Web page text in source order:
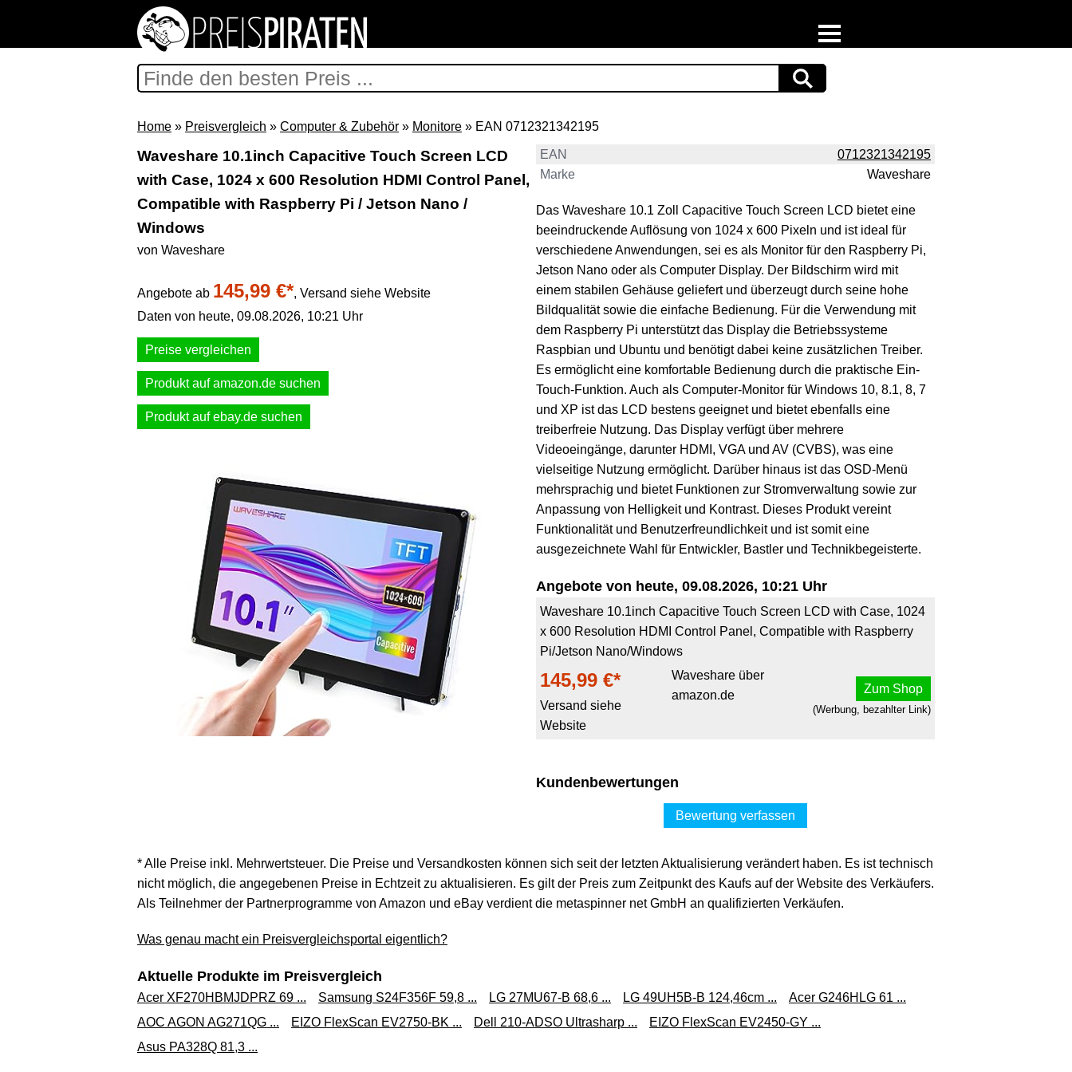
Support & Newsletter
Presse
Datenschutz
Impressum
Home » Preisvergleich » Computer & Zubehör » Monitore » EAN 0712321342195
Waveshare 10.1inch Capacitive Touch Screen LCD
with Case, 1024 x 600 Resolution HDMI Control Panel,
Compatible with Raspberry Pi / Jetson Nano /
Windows
von Waveshare
Angebote ab 145,99 €*, Versand siehe Website
Daten von heute, 09.08.2026, 10:21 Uhr
Preise vergleichen
Produkt auf amazon.de suchen
Produkt auf ebay.de suchen
EAN
0712321342195
Marke
Waveshare
Das Waveshare 10.1 Zoll Capacitive Touch Screen LCD bietet eine
beeindruckende Auflösung von 1024 x 600 Pixeln und ist ideal für
verschiedene Anwendungen, sei es als Monitor für den Raspberry Pi,
Jetson Nano oder als Computer Display. Der Bildschirm wird mit
einem stabilen Gehäuse geliefert und überzeugt durch seine hohe
Bildqualität sowie die einfache Bedienung. Für die Verwendung mit
dem Raspberry Pi unterstützt das Display die Betriebssysteme
Raspbian und Ubuntu und benötigt dabei keine zusätzlichen Treiber.
Es ermöglicht eine komfortable Bedienung durch die praktische Ein-
Touch-Funktion. Auch als Computer-Monitor für Windows 10, 8.1, 8, 7
und XP ist das LCD bestens geeignet und bietet ebenfalls eine
treiberfreie Nutzung. Das Display verfügt über mehrere
Videoeingänge, darunter HDMI, VGA und AV (CVBS), was eine
vielseitige Nutzung ermöglicht. Darüber hinaus ist das OSD-Menü
mehrsprachig und bietet Funktionen zur Stromverwaltung sowie zur
Anpassung von Helligkeit und Kontrast. Dieses Produkt vereint
Funktionalität und Benutzerfreundlichkeit und ist somit eine
ausgezeichnete Wahl für Entwickler, Bastler und Technikbegeisterte.
Angebote von heute, 09.08.2026, 10:21 Uhr
Waveshare 10.1inch Capacitive Touch Screen LCD with Case, 1024
x 600 Resolution HDMI Control Panel, Compatible with Raspberry
Pi/Jetson Nano/Windows
145,99 €*
Versand siehe
Website
Waveshare über
amazon.de
Zum Shop
(Werbung, bezahlter Link)
Kundenbewertungen
Bewertung verfassen
* Alle Preise inkl. Mehrwertsteuer. Die Preise und Versandkosten können sich seit der letzten Aktualisierung verändert haben. Es ist technisch
nicht möglich, die angegebenen Preise in Echtzeit zu aktualisieren. Es gilt der Preis zum Zeitpunkt des Kaufs auf der Website des Verkäufers.
Als Teilnehmer der Partnerprogramme von Amazon und eBay verdient die metaspinner net GmbH an qualifizierten Verkäufen.
Was genau macht ein Preisvergleichsportal eigentlich?
Aktuelle Produkte im Preisvergleich
Acer XF270HBMJDPRZ 69 ... Samsung S24F356F 59,8 ... LG 27MU67-B 68,6 ... LG 49UH5B-B 124,46cm ...
Acer G246HLG 61 ...
AOC AGON AG271QG ...
EIZO FlexScan EV2750-BK ... Dell 210-ADSO Ultrasharp ...
EIZO FlexScan EV2450-GY ...
Asus PA328Q 81,3 ...